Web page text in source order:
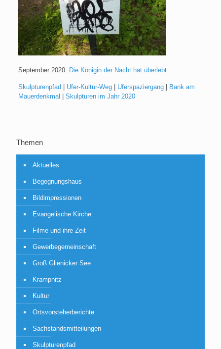
September 2020: Die Königin der Nacht hat überlebt
Skulpturenpfad Ufer-Kultur-Weg| Uferspaziergang|
Bank am
Mauerdenkmal
Skulpturen im Jahr 2020
Themen
Aktuelles
Begegnungshaus
Bildimpressionen
Evangelische Kirche
Filme und ihre Zeit
Gewerbegemeinschaft
Groß Glienicker See
Krampnitz
Kultur
Ortsvorsteherberichte
Sachstandsmitteilungen
Skulpturenpfad